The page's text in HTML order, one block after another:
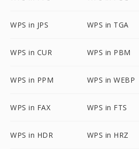
WPS in JPS WPS in TGA
WPS in CUR WPS in PBM
WPS in PPM WPS in WEBP
WPS in FAX WPS in FTS
WPS in HDR WPS in HRZ